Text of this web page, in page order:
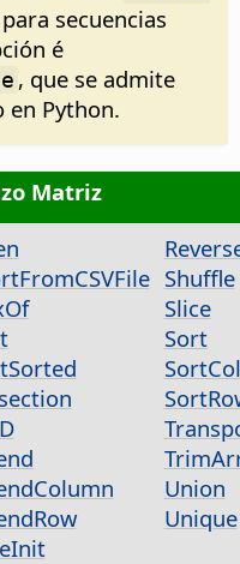
secuencias
é
, que se admite
en Python.
Matriz
Shuffle
Slice
Sort
Union
Unique